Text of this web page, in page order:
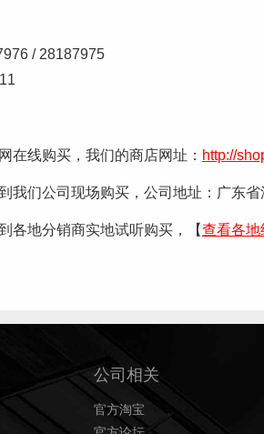
/ 28187975
在线购买，我们的商店网址： http://
到我们公司现场购买，公司地址：广东
各地分销商实地试听购买，【查看各地
公司相关
官方淘宝